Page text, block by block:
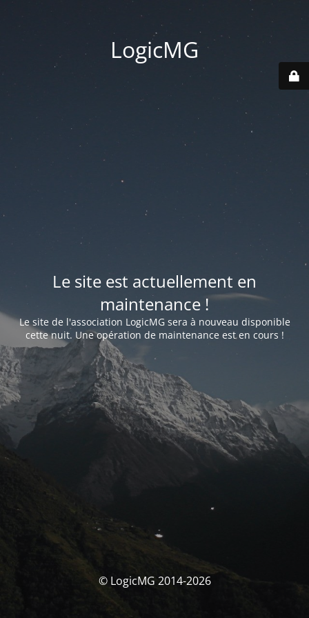
LogicMG
Le site est actuellement en
maintenance !
Le site de l'association LogicMG sera à nouveau disponible
cette nuit. Une opération de maintenance est en cours !
© LogicMG 2014-2026